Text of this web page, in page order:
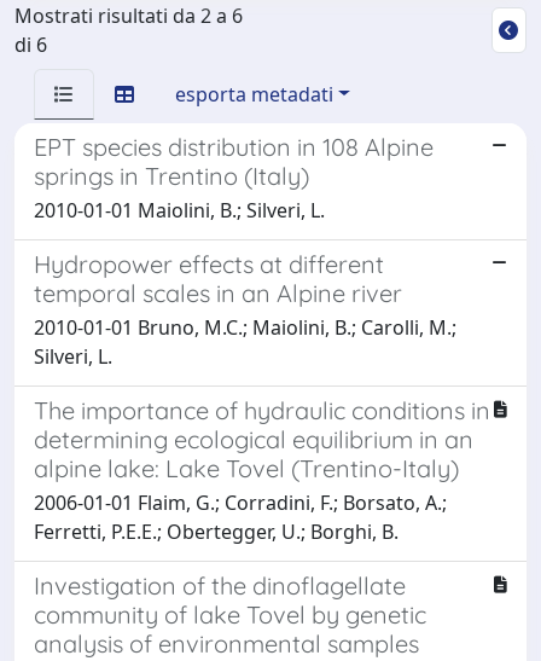
Mostrati risultati da 2 a 6
di 6
esporta metadati
EPT species distribution in 108 Alpine
springs in Trentino (Italy)
2010-01-01 Maiolini, B.; Silveri, L.
Hydropower effects at different
temporal scales in an Alpine river
2010-01-01 Bruno, M.C.; Maiolini, B.; Carolli, M.;
Silveri, L.
The importance of hydraulic conditions in
determining ecological equilibrium in an
alpine lake: Lake Tovel (Trentino-Italy)
2006-01-01 Flaim, G.; Corradini, F.; Borsato, A.;
Ferretti, P.E.E.; Obertegger, U.; Borghi, B.
Investigation of the dinoflagellate
community of lake Tovel by genetic
analysis of environmental samples